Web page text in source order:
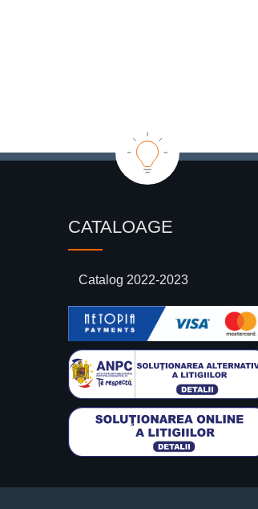
CATALOAGE
Catalog 2022-2023